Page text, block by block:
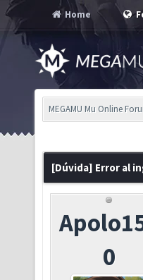
Home
MEGAMU Mu Online
[Dúvida] Error al
0